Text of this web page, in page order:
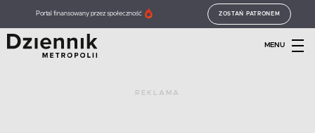
Portal finansowany przez społeczność ZOSTAŃ PATRONEM
MENU
REKLAMA